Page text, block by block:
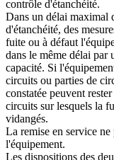
contrôle d'étanchéité.
Dans un délai maximal
d'étanchéité, des
fuite ou à défaut
dans le même délai par
capacité. Si
circuits ou parties de
constatée peuvent
circuits sur lesquels la
vidangés.
La remise en service
l'équipement.
Les dispositions des